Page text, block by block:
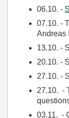
06.10. -
07.10. -
Andreas
13.10. -
20.10. -
27.10. -
27.10. -
03.11. -